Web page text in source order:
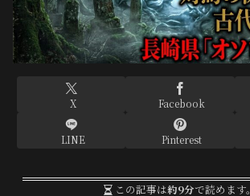
X Facebook
LINE Pinterest
この記事は約9分で読めます。